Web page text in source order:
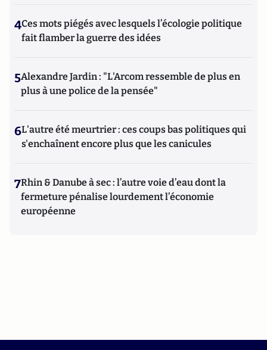
4Ces mots piégés avec lesquels l’écologie politique
fait flamber la guerre des idées
5Alexandre Jardin : "L'Arcom ressemble de plus en
plus à une police de la pensée"
6L'autre été meurtrier : ces coups bas politiques qui
s'enchaînent encore plus que les canicules
7Rhin & Danube à sec : l’autre voie d’eau dont la
fermeture pénalise lourdement l’économie
européenne